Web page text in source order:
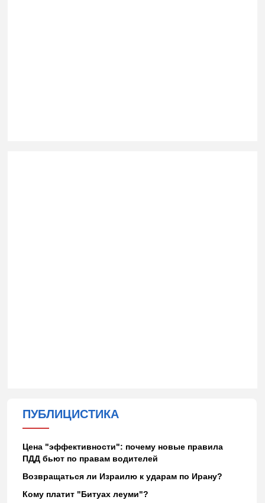
ПУБЛИЦИСТИКА
Цена "эффективности": почему новые правила
ПДД бьют по правам водителей
Возвращаться ли Израилю к ударам по Ирану?
Кому платит "Битуах леуми"?